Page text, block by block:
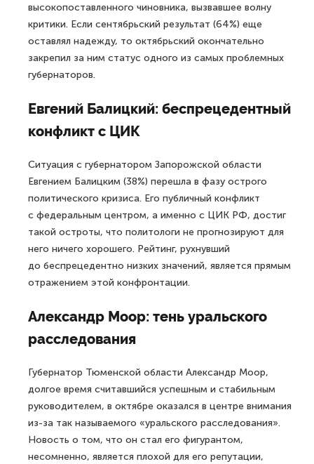
высокопоставленного чиновника, вызвавшее волну
критики. Если сентябрьский результат (64%) еще
оставлял надежду, то октябрьский окончательно
закрепил за ним статус одного из самых проблемных
губернаторов.
Евгений Балицкий: беспрецедентный
конфликт с ЦИК
Ситуация с губернатором Запорожской области
Евгением Балицким (38%) перешла в фазу острого
политического кризиса. Его публичный конфликт
с федеральным центром, а именно с ЦИК РФ, достиг
такой остроты, что политологи не прогнозируют для
него ничего хорошего. Рейтинг, рухнувший
до беспрецедентно низких значений, является прямым
отражением этой конфронтации.
Александр Моор: тень уральского
расследования
Губернатор Тюменской области Александр Моор,
долгое время считавшийся успешным и стабильным
руководителем, в октябре оказался в центре внимания
из-за так называемого «уральского расследования».
Новость о том, что он стал его фигурантом,
несомненно, является плохой для его репутации,